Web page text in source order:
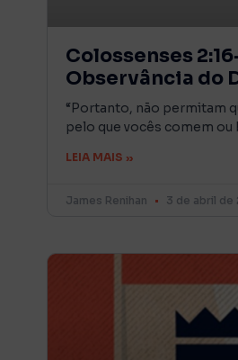
Colossenses
Observância do
“Portanto, não permitam
pelo que vocês comem
LEIA MAIS »
James Renihan 3 de abril de